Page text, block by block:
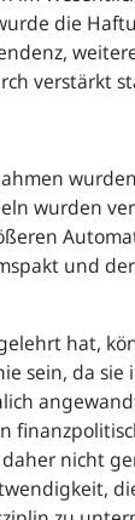
die
verstärkt
wurden
und
hat,
sein, da sie
nicht